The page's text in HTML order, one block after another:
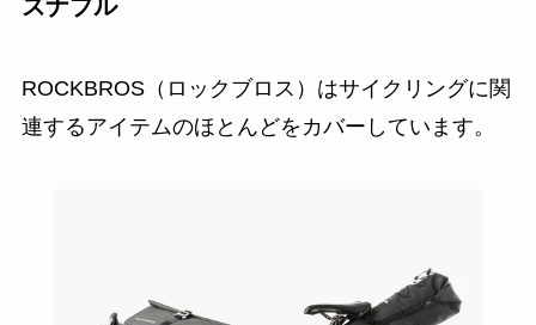
ズナブル
ROCKBROS（ロックブロス）はサイクリングに関
連するアイテムのほとんどをカバーしています。